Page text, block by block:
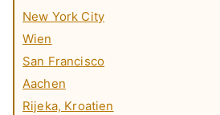
New York City
Wien
San Francisco
Aachen
Rijeka, Kroatien